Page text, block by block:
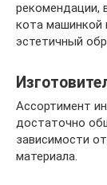
рекомендации,
кота машинкой
эстетичный
Ассортимент
достаточно
зависимости
материала.